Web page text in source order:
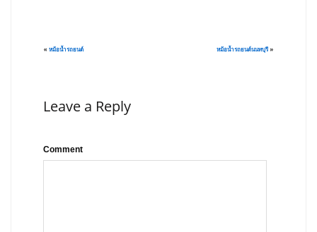
« หม้อน้ำรถยนต์ หม้อน้ำรถยนต์นนทบุรี»
Leave a Reply
Comment